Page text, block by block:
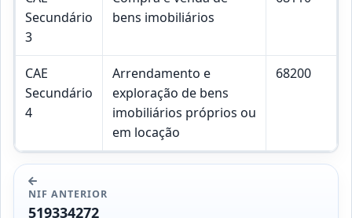
Secundário
3
bens imobiliários
CAE
Secundário
4
Arrendamento e
exploração de bens
imobiliários próprios ou
em locação
68200
NIF ANTERIOR
519334272